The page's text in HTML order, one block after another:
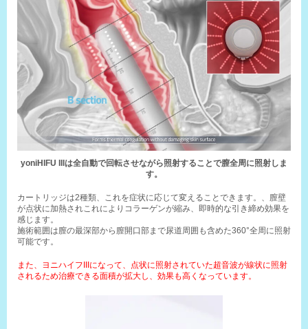
yoniHIFU IIIは全自動で回転させながら照射することで膣全周に照射しま
す。
カートリッジは2種類、これを症状に応じて変えることできます。、膣壁
が点状に加熱されこれによりコラーゲンが縮み、即時的な引き締め効果を
感じます。
施術範囲は膣の最深部から膣開口部まで尿道周囲も含めた360°全周に照射
可能です。
また、ヨニハイフIIIになって、点状に照射されていた超音波が線状に照射
されるため治療できる面積が拡大し、効果も高くなっています。